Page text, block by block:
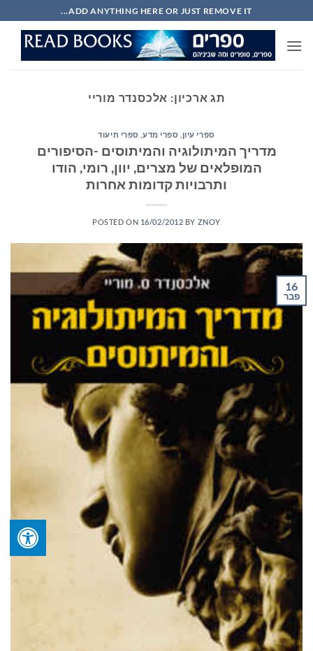
to
content
ADD ANYTHING HERE OR JUST REMOVE IT...
תג ארכיון: אלכסנדר מוריי
ספרי עיון, ספרי מדע, ספרי תיעוד
מדריך המיתולוגיה והמיתוסים -הסיפורים
המופלאים של מצרים, יוון, רומי, הודו
ותרבויות קדומות אחרות
POSTED ON 16/02/2012 BY ZNOY
16
פבר